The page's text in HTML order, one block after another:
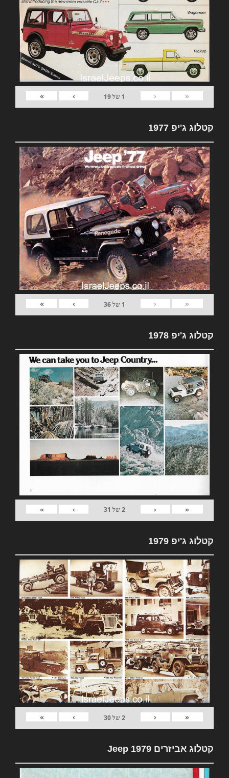
«
‹
1 של19
›
»
קטלוג ג'יפ 1977
«
‹
1 של36
›
»
קטלוג ג'יפ 1978
«
‹
2של 31
›
»
קטלוג ג'יפ 1979
«
‹
2של30
›
»
קטלוג אביזרים 1979 Jeep